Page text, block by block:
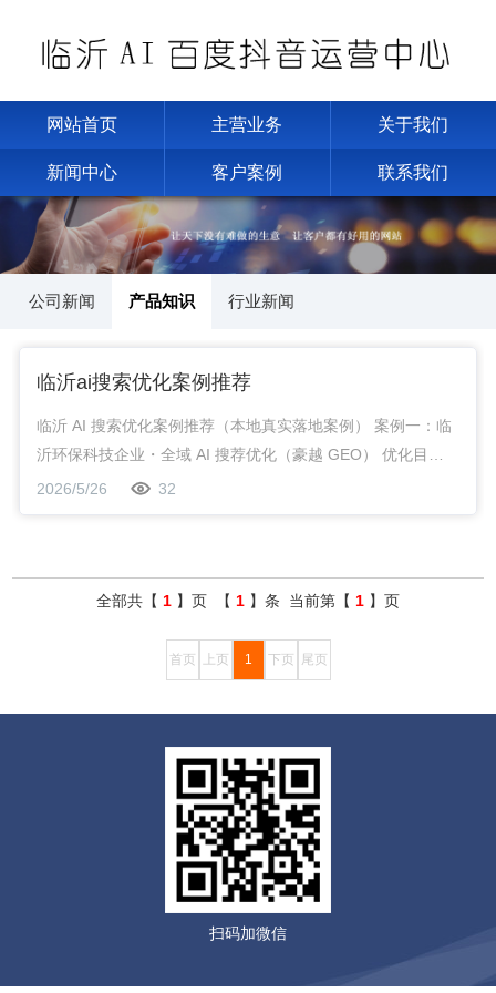
网站首页 主营业务 关于我们
新闻中心 客户案例 联系我们
公司新闻 产品知识 行业新闻
临沂ai搜索优化案例推荐
临沂 AI 搜索优化案例推荐（本地真实落地案例） 案例一：临
沂环保科技企业・全域 AI 搜荐优化（豪越 GEO） 优化目
标：解决 “临沂环保设备哪家好” AI 搜索无排名、获客成本高
的问题。 优化策略：搭建企业专属 AI 知识库 ＋ 区域 GEO 获
2026/5/26 32
全部共【 1 】页 【 1 】条 当前第【 1 】页
首页 上页 1 下页 尾页
扫码加微信